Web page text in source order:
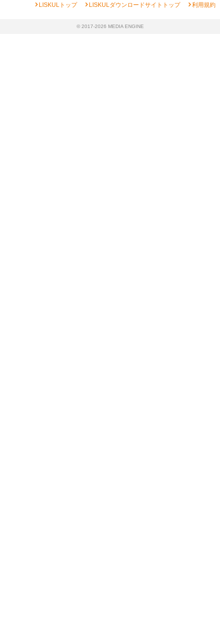
chevron_rightLISKULトップ chevron_rightLISKULダウンロードサイトトップ chevron_right利用規約
© 2017-2026 MEDIA ENGINE